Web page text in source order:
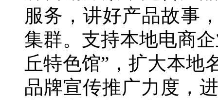
服务，讲好产品故事
集群。支持本地电商
丘特色馆”，扩大本地
品牌宣传推广力度，